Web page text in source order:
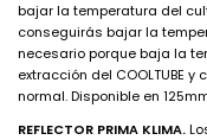
bajar la temperatura del
conseguirás bajar la
necesario porque baja la
extracción del COOLTUBE
normal. Disponible en
REFLECTOR PRIMA KLIMA.